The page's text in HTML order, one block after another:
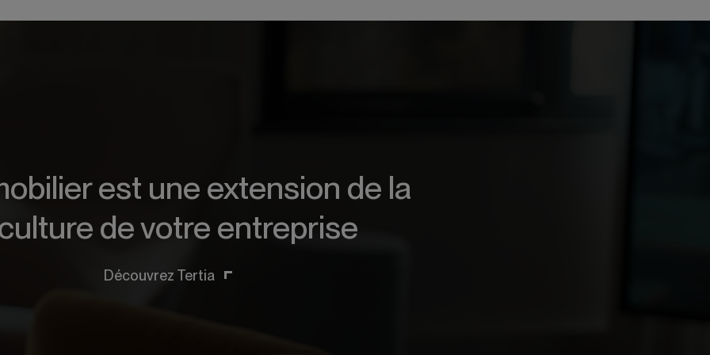
est une extension de la
de votre entreprise
Découvrez Tertia